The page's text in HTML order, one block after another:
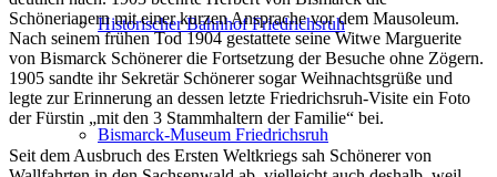
Historischer Bahnhof Friedrichsruh
Bismarck-Museum Friedrichsruh
Schönerianern mit einer kurzen Ansprache vor dem Mausoleum.
Nach seinem frühen Tod 1904 gestattete seine Witwe Marguerite
von Bismarck Schönerer die Fortsetzung der Besuche ohne Zögern.
1905 sandte ihr Sekretär Schönerer sogar Weihnachtsgrüße und
legte zur Erinnerung an dessen letzte Friedrichsruh-Visite ein Foto
der Fürstin „mit den 3 Stammhaltern der Familie“ bei.
Seit dem Ausbruch des Ersten Weltkriegs sah Schönerer von